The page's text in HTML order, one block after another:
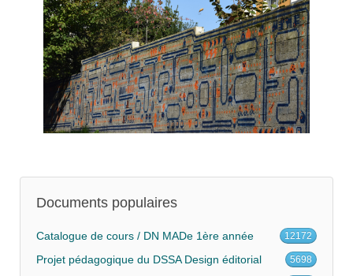
Documents populaires
Catalogue de cours / DN MADe 1ère année 12172
Projet pédagogique du DSSA Design éditorial 5698